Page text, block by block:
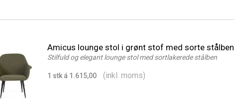
Amicus lounge stol i grønt stof med sorte stålben
Stilfuld og elegant lounge stol med sortlakerede stålben
1 stk á 1.615,00 (inkl. moms)